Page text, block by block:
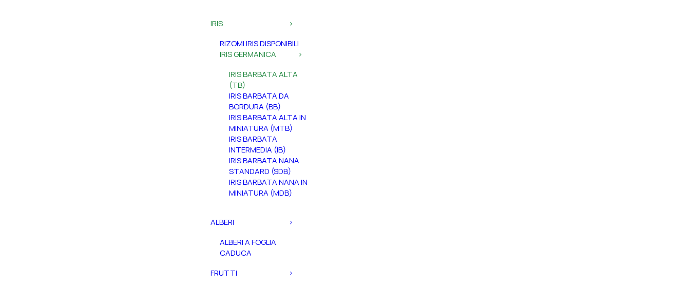
IRIS
RIZOMI IRIS DISPONIBILI
IRIS GERMANICA
IRIS BARBATA ALTA
(TB)
IRIS BARBATA DA
BORDURA (BB)
IRIS BARBATA ALTA IN
MINIATURA (MTB)
IRIS BARBATA
INTERMEDIA (IB)
IRIS BARBATA NANA
STANDARD (SDB)
IRIS BARBATA NANA IN
MINIATURA (MDB)
ALBERI
ALBERI A FOGLIA
CADUCA
FRUTTI